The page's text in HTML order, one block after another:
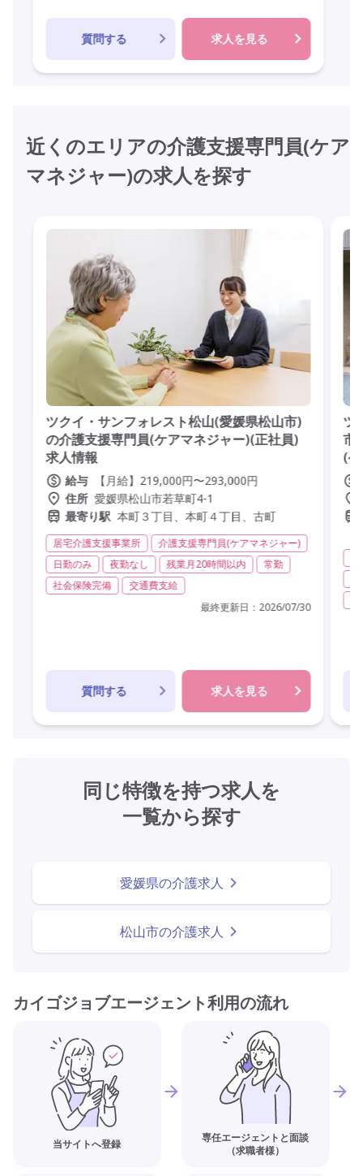
質問する 求人を見る
近くのエリアの介護支援専門員(ケア
マネジャー)の求人を探す
ツクイ・サンフォレスト松山(愛媛県松山市)
の介護支援専門員(ケアマネジャー)(正社員)
求人情報
給与
【月給】219,000円〜293,000円
住所 愛媛県松山市若草町4-1
最寄り駅 本町３丁目、本町４丁目、古町
居宅介護支援事業所
介護支援専門員(ケアマネジャー)
日勤のみ
夜勤なし 残業月20時間以内
常勤
社会保険完備
交通費支給
最終更新日： 2026/07/30
質問する 求人を見る
ツ
市
(
同じ特徴を持つ求人を
一覧から探す
愛媛県の介護求人
松山市の介護求人
カイゴジョブエージェント利用の流れ
当サイトへ登録
専任エージェントと面談
（求職者様）